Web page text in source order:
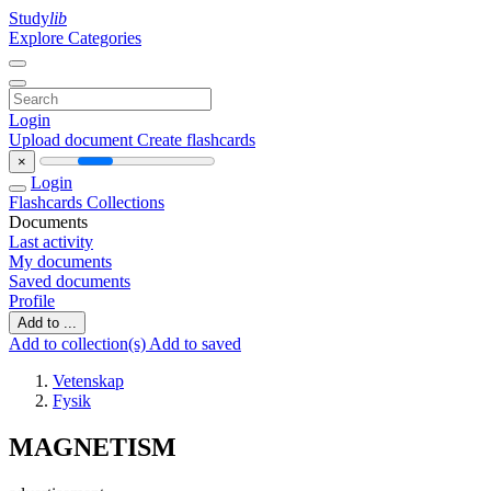
Studylib
Explore Categories
Login
Upload document Create flashcards
×
Login
Flashcards Collections
Documents
Last activity
My documents
Saved documents
Profile
Add to ...
Add to collection(s) Add to saved
Vetenskap
Fysik
MAGNETISM